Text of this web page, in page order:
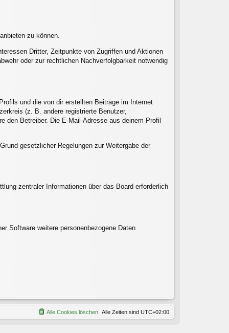
zu können.
Dritter, Zeitpunkte von Zugriffen und Aktionen
oder zur rechtlichen Nachverfolgbarkeit notwendig
und die von dir erstellten Beiträge im Internet
(z. B. andere registrierte Benutzer,
den Betreiber. Die E-Mail-Adresse aus deinem Profil
gesetzlicher Regelungen zur Weitergabe der
zentraler Informationen über das Board erforderlich
Software weitere personenbezogene Daten
Alle Zeiten sind UTC+02:00
Alle Cookies löschen